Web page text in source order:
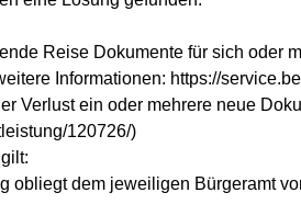
Reise Dokumente für sich
Informationen: https://
Verlust ein oder mehrere neue
120726/)
obliegt dem jeweiligen Bürgeramt